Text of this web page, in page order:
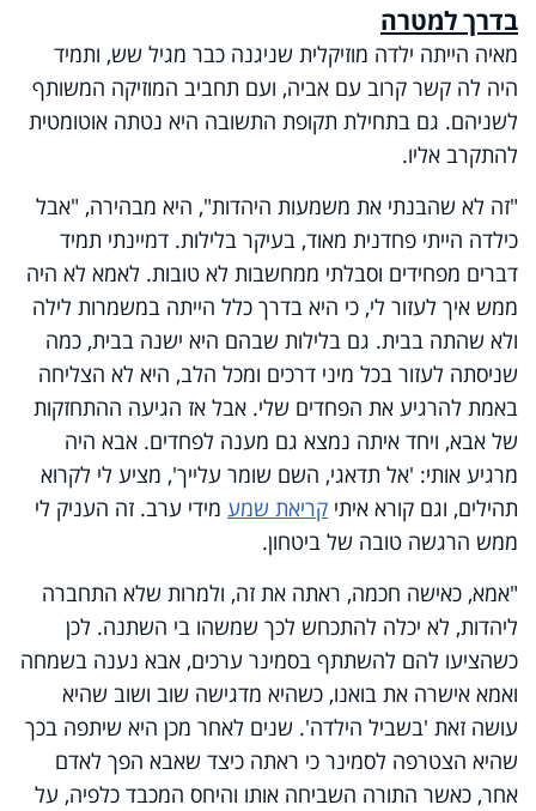
בדרך למטרה
מאיה הייתה ילדה מוזיקלית שניגנה כבר מגיל שש, ותמיד
היה לה קשר קרוב עם אביה, ועם תחביב המוזיקה המשותף
לשניהם. גם בתחילת תקופת התשובה היא נטתה אוטומטית
להתקרב אליו.
"זה לא שהבנתי את משמעות היהדות", היא מבהירה, "אבל
כילדה הייתי פחדנית מאוד, בעיקר בלילות. דמיינתי תמיד
דברים מפחידים וסבלתי ממחשבות לא טובות. לאמא לא היה
ממש איך לעזור לי, כי היא בדרך כלל הייתה במשמרות לילה
ולא שהתה בבית. גם בלילות שבהם היא ישנה בבית, כמה
שניסתה לעזור בכל מיני דרכים ומכל הלב, היא לא הצליחה
באמת להרגיע את הפחדים שלי. אבל אז הגיעה ההתחזקות
של אבא, ויחד איתה נמצא גם מענה לפחדים. אבא היה
מרגיע אותי: 'אל תדאגי, השם שומר עלייך', מציע לי לקרוא
תהילים, וגם קורא איתי קריאת שמע מידי ערב. זה העניק לי
ממש הרגשה טובה של ביטחון.
"אמא, כאישה חכמה, ראתה את זה, ולמרות שלא התחברה
ליהדות, לא יכלה להתכחש לכך שמשהו בי השתנה. לכן
כשהציעו להם להשתתף בסמינר ערכים, אבא נענה בשמחה
ואמא אישרה את בואנו, כשהיא מדגישה שוב ושוב שהיא
עושה זאת 'בשביל הילדה'. שנים לאחר מכן היא שיתפה בכך
שהיא הצטרפה לסמינר כי ראתה כיצד שאבא הפך לאדם
אחר, כאשר התורה השביחה אותו והיחס המכבד כלפיה, על